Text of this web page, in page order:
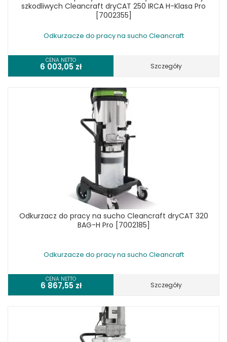
szkodliwych Cleancraft dryCAT 250 IRCA H-Klasa Pro
[7002355]
Odkurzacze do pracy na sucho Cleancraft
CENA NETTO
6 003,05 zł Szczegóły
Odkurzacz do pracy na sucho Cleancraft dryCAT 320
BAG-H Pro [7002185]
Odkurzacze do pracy na sucho Cleancraft
CENA NETTO
6 867,55 zł Szczegóły